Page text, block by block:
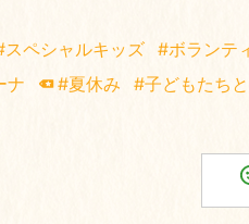
スペシャルキッズ #ボランテ
ナ #夏休み #子どもたち